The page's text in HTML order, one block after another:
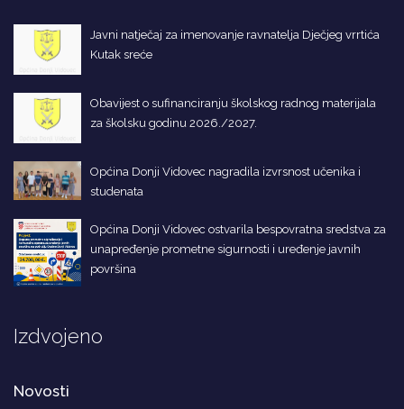
Javni natječaj za imenovanje ravnatelja Dječjeg vrrtića
Kutak sreće
Obavijest o sufinanciranju školskog radnog materijala
za školsku godinu 2026./2027.
Općina Donji Vidovec nagradila izvrsnost učenika i
studenata
Općina Donji Vidovec ostvarila bespovratna sredstva za
unapređenje prometne sigurnosti i uređenje javnih
površina
Izdvojeno
Novosti